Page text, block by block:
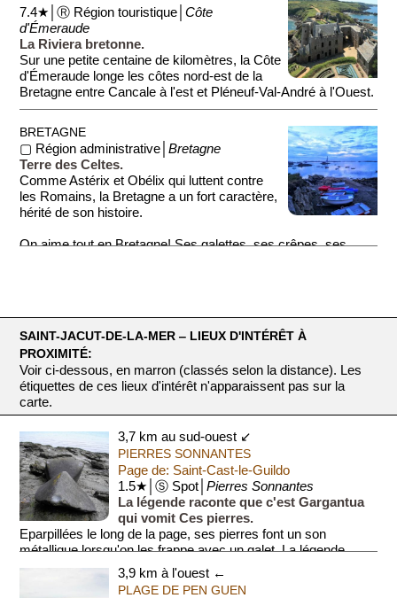
7.4★│Ⓡ Région touristique│Côte
d'Émeraude
La Riviera bretonne.
Sur une petite centaine de kilomètres, la Côte
d'Émeraude longe les côtes nord-est de la
Bretagne entre Cancale à l'est et Pléneuf-Val-André à l'Ouest.
BRETAGNE
▢ Région administrative│Bretagne
Terre des Celtes.
Comme Astérix et Obélix qui luttent contre
les Romains, la Bretagne a un fort caractère,
hérité de son histoire.
On aime tout en Bretagne! Ses galettes, ses crêpes, ses
SAINT-JACUT-DE-LA-MER ‒ LIEUX D'INTÉRÊT À
PROXIMITÉ:
Voir ci-dessous, en marron (classés selon la distance). Les
étiquettes de ces lieux d'intérêt n'apparaissent pas sur la
carte.
3,7 km au sud-ouest ↙
PIERRES SONNANTES
Page de: Saint-Cast-le-Guildo
1.5★│Ⓢ Spot│Pierres Sonnantes
La légende raconte que c'est Gargantua
qui vomit Ces pierres.
Eparpillées le long de la page, ses pierres font un son
métallique lorsqu'on les frappe avec un galet. La légende
raconte que c'est Gar...3,9 km à l'ouest ←
PLAGE DE PEN GUEN